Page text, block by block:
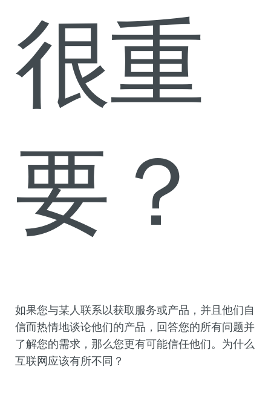
很重
要？
如果您与某人联系以获取服务或产品，并且他们自
信而热情地谈论他们的产品，回答您的所有问题并
了解您的需求，那么您更有可能信任他们。为什么
互联网应该有所不同？